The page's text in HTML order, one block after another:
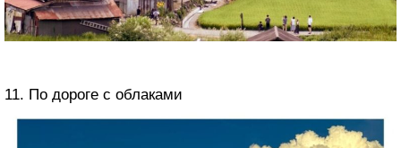
11. По дороге с облаками